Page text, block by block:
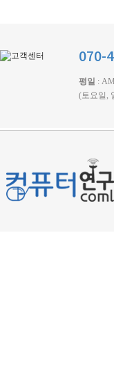
070-
평일 :
(토요일,